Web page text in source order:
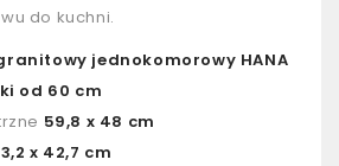
do kuchni.
jednokomorowy HANA
od 60 cm
59,8 x 48 cm
x 42,7 cm